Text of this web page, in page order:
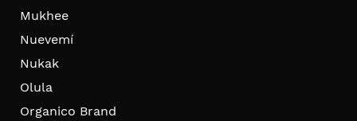
Mukhee
Nuevemí
Nukak
Olula
Organico Brand